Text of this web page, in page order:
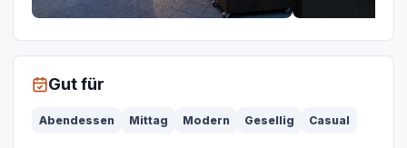
Gut für
Abendessen Mittag Modern Gesellig Casual